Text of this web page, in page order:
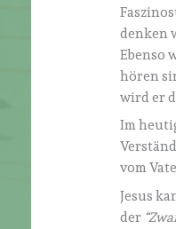
denken
Ebenso
hören
wird er
Im
vom
Jesus
der